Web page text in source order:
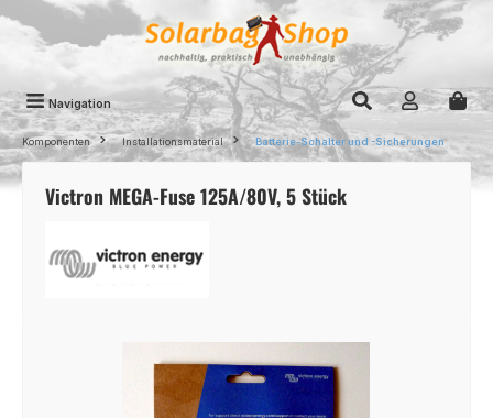
Zum Hauptinhalt springen
Navigation
Komponenten Installationsmaterial Batterie-Schalter und -Sicherungen
Victron MEGA-Fuse 125A/80V, 5 Stück